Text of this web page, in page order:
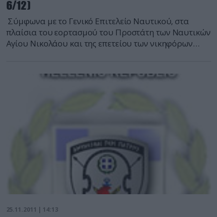
6/12)
Σύμφωνα με το Γενικό Επιτελείο Ναυτικού, στα
πλαίσια του εορτασμού του Προστάτη των Ναυτικών
Αγίου Νικολάου και της επετείου των νικηφόρων
ευρίσκονται παραβεβλημένα στο λιμάνι του Πειραιά
ειδήσεων defencenet.gr
25.11.2011 | 14:13